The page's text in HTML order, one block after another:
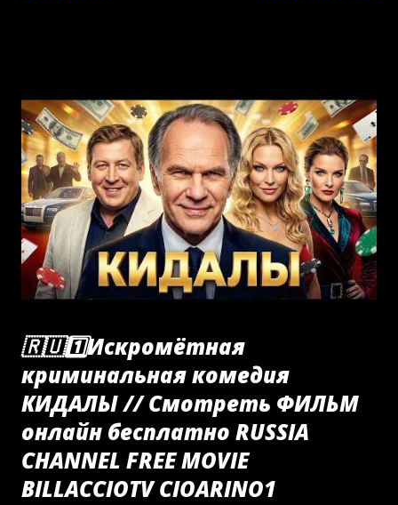
蚀、气急败坏的花花公子摔得粉碎。一同碎裂的是曾经纯真的、
未被金钱污染的爱情誓言。 仅凭这一幕，我就觉得1960长影黑白
版《欧叶妮·葛朗台》超过了1994彩色版《欧叶妮·葛朗台》。这真
是改编巴尔扎克原著的神来之笔。
🇷🇺1️⃣Искромётная
криминальная комедия
КИДАЛЫ // Смотреть ФИЛЬМ
онлайн бесплатно RUSSIA
CHANNEL FREE MOVIE
BILLACCIOTV CIOARINO1